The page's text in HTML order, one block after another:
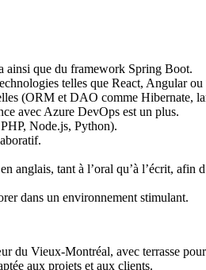
ainsi que du framework Spring Boot.
telles que React, Angular ou
(ORM et DAO comme Hibernate,
avec Azure DevOps est un plus.
Node.js, Python).
anglais, tant à l’oral qu’à l’écrit,
dans un environnement stimulant.
du Vieux-Montréal, avec terrasse
aux projets et aux clients.